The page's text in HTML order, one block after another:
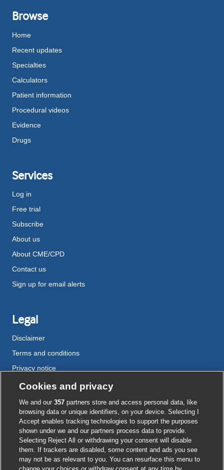
Browse
Home
Recent updates
Specialties
Calculators
Patient information
Procedural videos
Evidence
Drugs
Services
Log in
Free trial
Subscribe
About us
About CME/CPD
Contact us
Sign up for email alerts
Legal
Disclaimer
Terms and conditions
Privacy notice
Cookie policy
Accessibility
External
link
opens
in
External
link
opens
in
External
link
opens
in
External
link
opens
in
External
link
opens
in
© BMJ Publishing Group 2026
Cookies and privacy
We and our357 partners store and access personal data, like
browsing data or unique identifiers, on your device. Selecting I
Accept enables tracking technologies to support the purposes
shown under we and our partners process data to provide.
Selecting Reject All or withdrawing your consent will disable
them. If trackers are disabled, some content and ads you see
may not be as relevant to you. You can resurface this menu to